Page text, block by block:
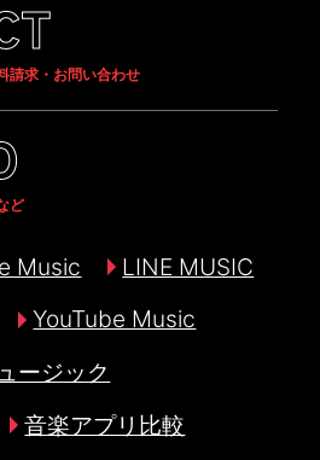
請求・お問い合わせ
ど
Music
LINE MUSIC
YouTube Music
ージック
音楽アプリ比較